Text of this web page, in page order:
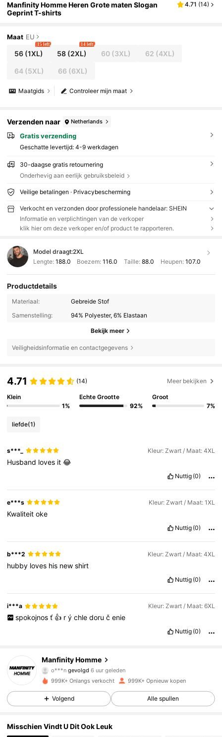
Manfinity Homme Heren Grote maten Slogan
Geprint T-shirts
4.71 (14)
Maat EU
56(1XL)
15 left
58 (2XL)
14 left
60(3XL) 62 (4XL)
64(5XL) 66 (6XL)
Controleer mijn maat
Maatgids
Verzenden naar Netherlands
Gratis verzending
Geschatte levertijd: 4-9 werkdagen
30-daagse gratis retournering
Onderhevig aan eerlijk gebruiksbeleid
Veilige betalingen · Privacybescherming
Verkocht en verzonden door professionele handelaar: SHEIN
Informatie en verplichtingen van de verkoper
klik hier om deze verkoper en/of product te rapporteren.
Model draagt:2XL
Lengte: 188.0 Boezem:116.0 Taille: 88.0 Heupen: 107.0
Productdetails
Materiaal:
Gebreide Stof
Samenstelling:
94% Polyester, 6% Elastaan
Bekijk meer
Veiligheidsinformatie en contactgegevens
4.71 (14) Meer bekijken
Klein
1%
Echte Grootte
92%
Groot
7%
liefde(1)
s***_ Kleur: Zwart / Maat: 4XL
Husband loves it😂
Nuttig (0)
e***s Kleur: Zwart / Maat: 1XL
Kwaliteitoke
Nuttig (0)
b***2 Kleur: Zwart / Maat: 4XL
hubby loves his newshirt
Nuttig (0)
i***a Kleur: Zwart / Maat: 6XL
spokojnos ť 👍 r ý chle doru č enie
Nuttig (0)
Manfinity Homme
o***ngevolgd6 uur geleden
t***iis aan het browsen
4.86
607K Volgers
999K+ Onlangs verkocht 999K+ Opnieuw kopen
Volgend Alle spullen
Misschien Vindt U Dit Ook Leuk